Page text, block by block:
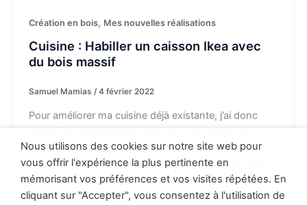
Création en bois, Mes nouvelles réalisations
Cuisine : Habiller un caisson Ikea avec
du bois massif
Samuel Mamias /4 février 2022
Pour améliorer ma cuisine déjà existante, j’ai donc
habillé un caisson IKEA avec du bois massif. J’ai
choisi du chêne pour l’habillage. Dans cet article, je
vous présente comment j’ai habillé ce caisson pour
en faire un joli meuble de cuisine.
Nous utilisons des cookies sur notre site web pour
vous offrir l'expérience la plus pertinente en
mémorisant vos préférences et vos visites répétées. En
cliquant sur "Accepter", vous consentez à l'utilisation de